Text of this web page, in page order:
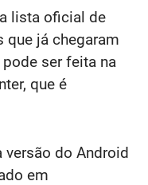
lista oficial de
já chegaram
ser feita na
que é
do Android
em